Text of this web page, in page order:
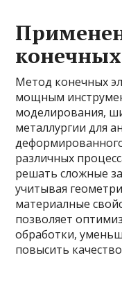
Метод конечных
мощным
моделирования,
металлургии для
различных
решать сложные
учитывая
материалные
позволяет
обработки,
повысить